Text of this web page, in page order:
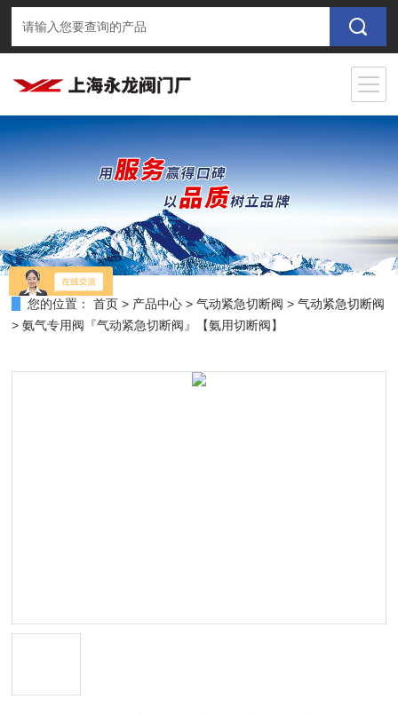
您的位置： 首页 > 产品中心 >气动紧急切断阀 >气动紧急切断阀
> 氨气专用阀『气动紧急切断阀』【氨用切断阀】